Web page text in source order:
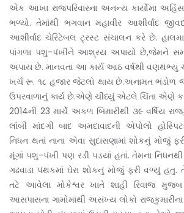
એક આખા રાજપરિવારના અનન્ય કાર્યોમા
ભળ્યો. તેમાંથી ભગવાન મહાવીર આશીર્વાદ
આશીર્વાદ ચેરિટેબલ ટ્રસ્ટ સંચાલન કરે છે.
પાંગળા પશુ-પંખીને આશ્રય અપાયો છે,જેમને
અપાય છે. માનવતા આ કાર્ય આઠ વર્ષથી વણથંભ્યુ
ખર્ચ રૂ. ૧૮ હજાર જેટલો થાય છે.અનામત
ઉપરવાળાનું કાર્ય છે.એણે ચીંધ્યું એટલે ચિંતા એણે
2014ની 23 માર્ચે અકળ બિમારીથી ૩૯ વર્ષિ‌ય
લાંબી માંદગી બાદ અમદાવાદની એપોલો
નિધન થતાં નાના એવા સુદાસણામાં શોકનું મોજું
મૂંગાં પશુ-પંખી પણ રડી પડયાં હતાં. તેમના
ગઢવાડા પંથકમાં ઘેરા શોકનું મોજું ફરી વળ્યું હતુ.
તટે આવેલા મોકેશ્વર ખાતે શાહી રિવાજ મુજબ
આસપાસના ગામોમાંથી અસંખ્ય લોકો રાજકુમારીના